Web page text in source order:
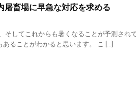
畜場に早急な対応を求める
そしてこれからも暑くなることが予測さ
ることがわかると思います。 こ […]